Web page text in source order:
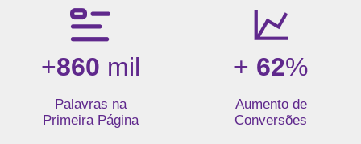
+860 mil
Palavras na
Primeira Página
+ 62%
Aumento de
Conversões